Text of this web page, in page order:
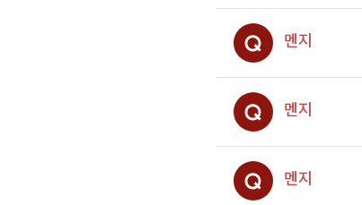
멘지
멘지
멘지